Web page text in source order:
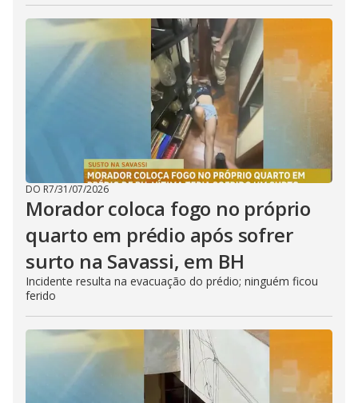
DO R7/31/07/2026
Morador coloca fogo no próprio
quarto em prédio após sofrer
surto na Savassi, em BH
Incidente resulta na evacuação do prédio; ninguém ficou
ferido